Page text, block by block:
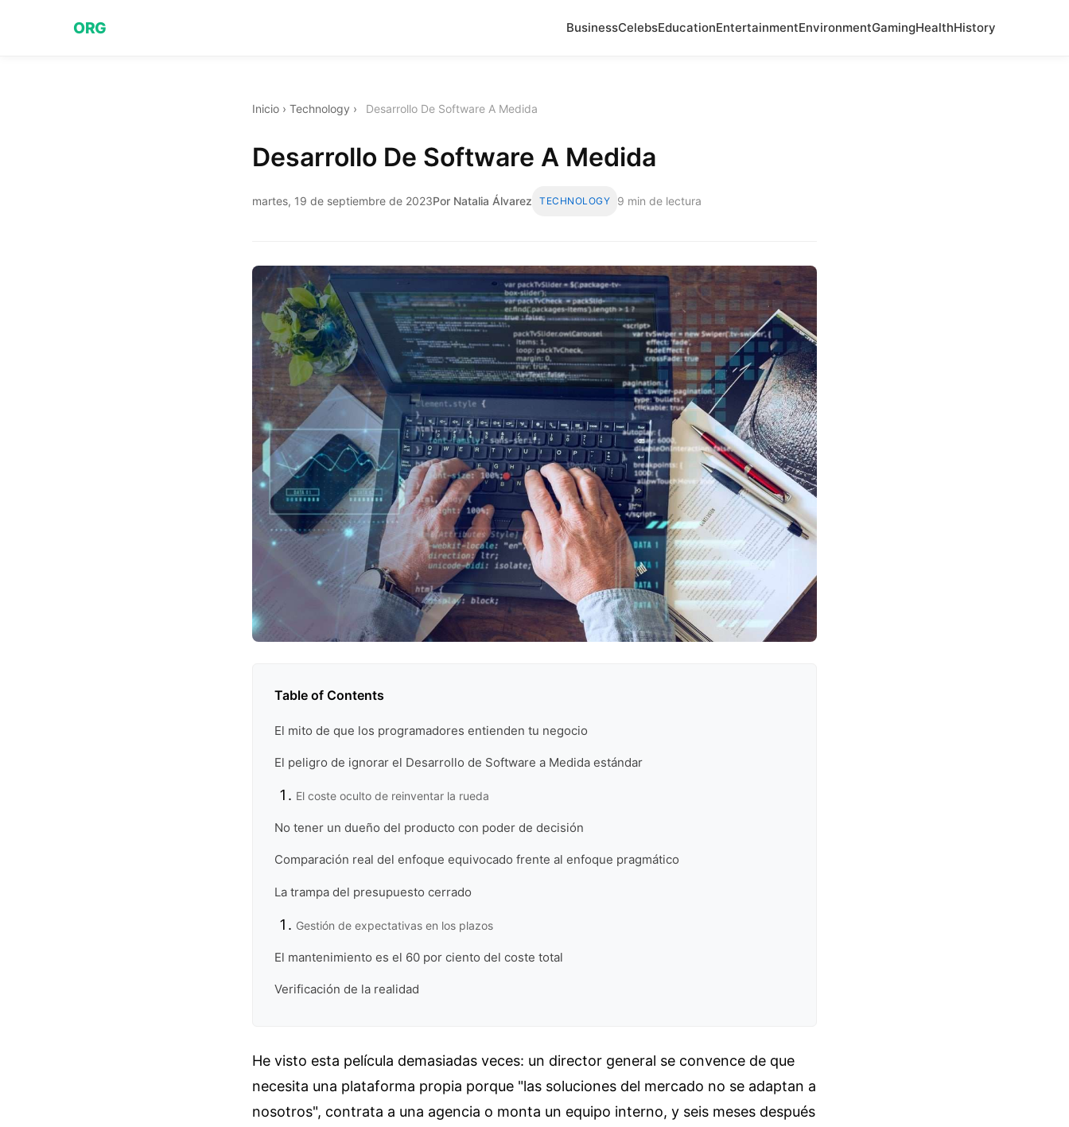
ORG BusinessCelebsEducationEntertainmentEnvironmentGamingHealthHistory
Inicio › Technology › Desarrollo De Software A Medida
Desarrollo De Software A Medida
martes, 19 de septiembre de 2023Por Natalia Álvarez TECHNOLOGY 9 min de lectura
Table of Contents
El mito de que los programadores entienden tu negocio
El peligro de ignorar el Desarrollo de Software a Medida estándar
El coste oculto de reinventar la rueda
No tener un dueño del producto con poder de decisión
Comparación real del enfoque equivocado frente al enfoque pragmático
La trampa del presupuesto cerrado
Gestión de expectativas en los plazos
El mantenimiento es el 60 por ciento del coste total
Verificación de la realidad
He visto esta película demasiadas veces: un director general se convence de que
necesita una plataforma propia porque "las soluciones del mercado no se adaptan a
nosotros", contrata a una agencia o monta un equipo interno, y seis meses después